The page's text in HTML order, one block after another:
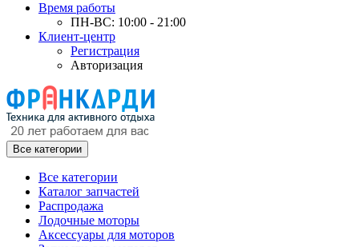
Время работы
ПН-ВС: 10:00 - 21:00
Клиент-центр
Регистрация
Авторизация
Все категории
Все категории
Каталог запчастей
Распродажа
Лодочные моторы
Аксессуары для моторов